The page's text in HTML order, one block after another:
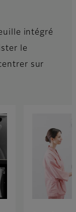
intégré
le
sur